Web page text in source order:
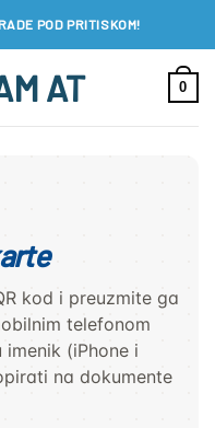
POD PRITISKOM!
0
kod i preuzmite ga
telefonom
(iPhone i
na dokumente